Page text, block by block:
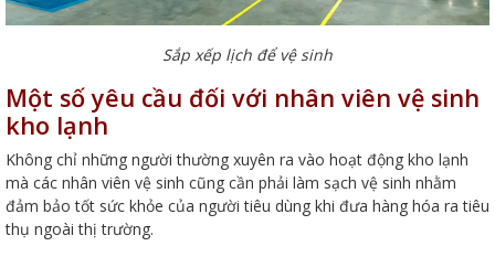
Sắp xếp lịch để vệ sinh
Một số yêu cầu đối với nhân viên vệ sinh
kho lạnh
Không chỉ những người thường xuyên ra vào hoạt động kho lạnh
mà các nhân viên vệ sinh cũng cần phải làm sạch vệ sinh nhằm
đảm bảo tốt sức khỏe của người tiêu dùng khi đưa hàng hóa ra tiêu
thụ ngoài thị trường.